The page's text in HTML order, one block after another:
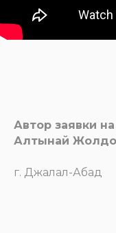
Автор заявки
Алтынай
г. Джалал-Абад